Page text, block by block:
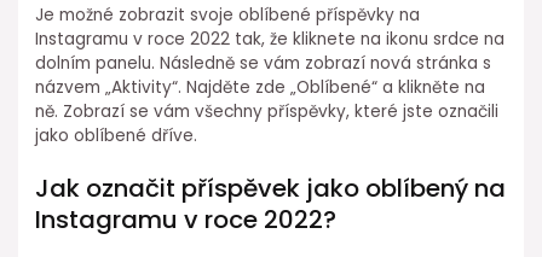
Je možné zobrazit svoje oblíbené příspěvky na
Instagramu v roce 2022 tak, že kliknete na ikonu srdce na
dolním panelu. Následně se vám zobrazí nová stránka s
názvem „Aktivity“. Najděte zde „Oblíbené“ a klikněte na
ně. Zobrazí se vám všechny příspěvky, které jste označili
jako oblíbené dříve.
Jak označit příspěvek jako oblíbený na
Instagramu v roce 2022?